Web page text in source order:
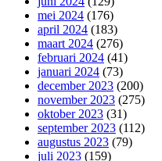
mei 2024 (176)
april 2024 (183)
maart 2024 (276)
februari 2024 (41)
januari 2024 (73)
december 2023 (200)
november 2023 (275)
oktober 2023 (31)
september 2023 (112)
augustus 2023 (79)
juli 2023 (159)